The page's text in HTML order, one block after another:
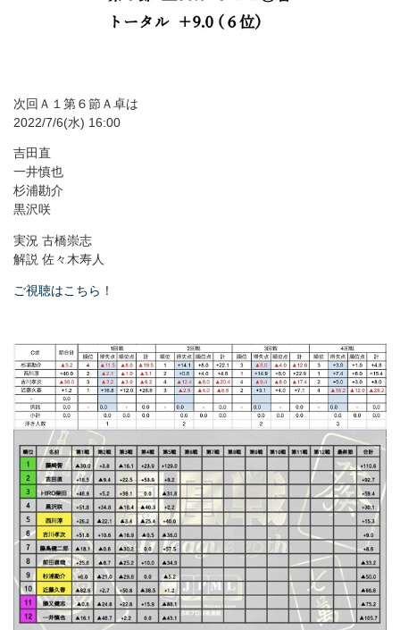
次回Ａ１第６節Ａ卓は
2022/7/6(水) 16:00
吉田直
一井慎也
杉浦勘介
黒沢咲
実況 古橋崇志
解説 佐々木寿人
ご視聴はこちら！